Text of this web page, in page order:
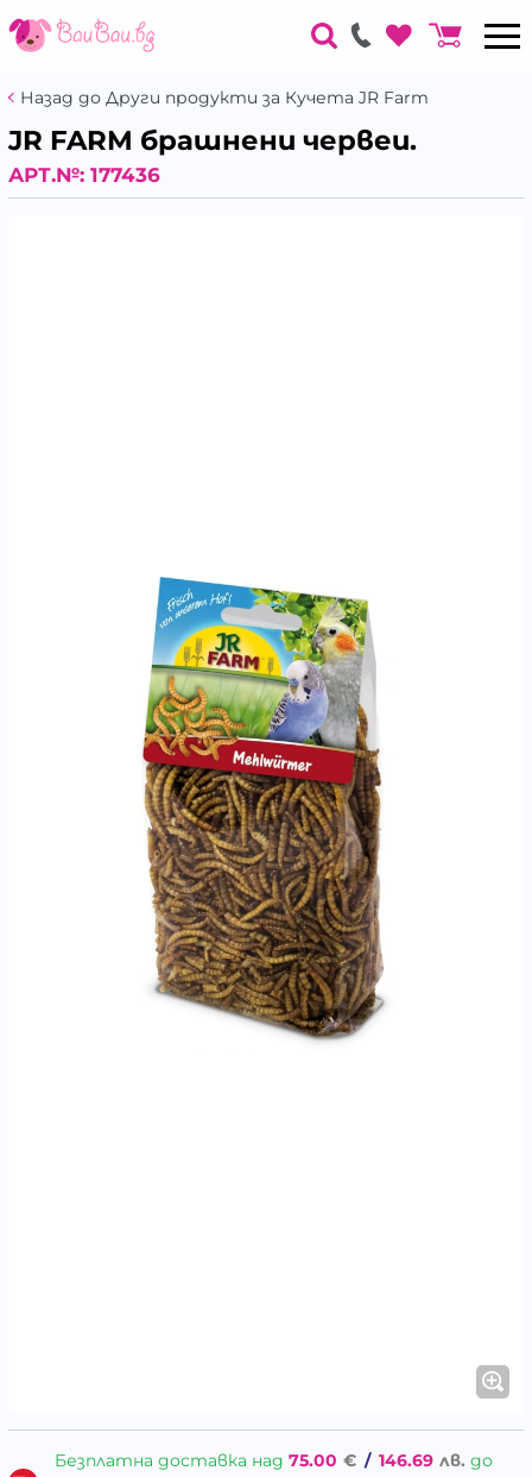
Назад до Други продукти за Кучета JR Farm
JR FARM брашнени червеи.
АРТ.№: 177436
Безплатна доставка над 75.00 € / 146.69 лв. до